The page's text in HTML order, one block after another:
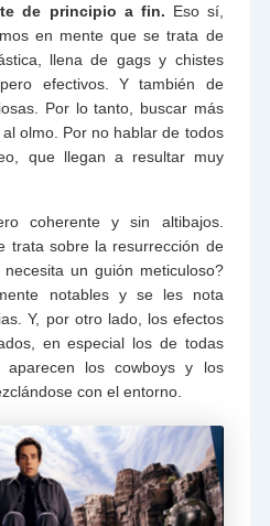
de principio a fin. Eso sí,
en mente que se trata de
llena de gags y chistes
efectivos. Y también de
Por lo tanto, buscar más
olmo. Por no hablar de todos
que llegan a resultar muy
coherente y sin altibajos.
trata sobre la resurrección de
un guión meticuloso?
notables y se les nota
Y, por otro lado, los efectos
en especial los de todas
aparecen los cowboys y los
con el entorno.